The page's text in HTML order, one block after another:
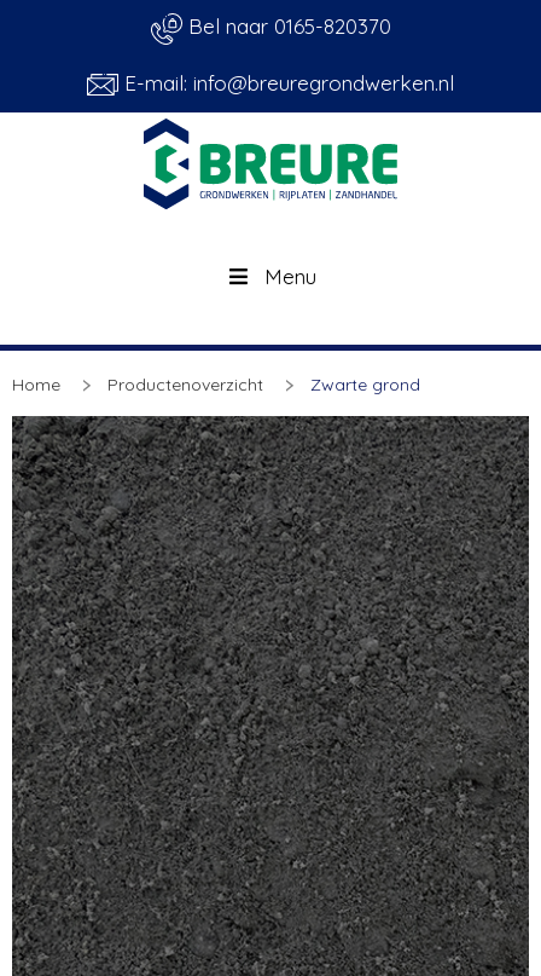
Bel naar 0165-820370
E-mail: info@breuregrondwerken.nl
Menu
Home Productenoverzicht Zwarte grond